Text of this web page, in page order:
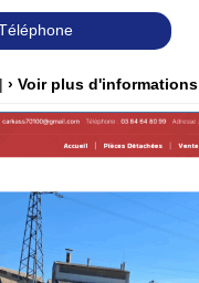
| › Voir plus d'informations